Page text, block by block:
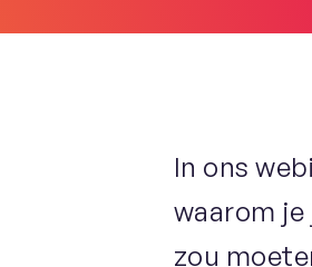
In ons
waarom
zou